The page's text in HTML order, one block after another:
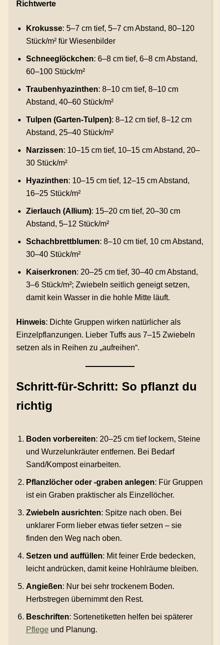
Richtwerte
Krokusse: 5–7 cm tief, 5–7 cm Abstand, 80–120
Stück/m² für Wiesenbilder
Schneeglöckchen: 6–8 cm tief, 6–8 cm Abstand,
60–100 Stück/m²
Traubenhyazinthen: 8–10 cm tief, 8–10 cm
Abstand, 40–60 Stück/m²
Tulpen (Garten-Tulpen): 8–12 cm tief, 8–12 cm
Abstand, 25–40 Stück/m²
Narzissen: 10–15 cm tief, 10–15 cm Abstand, 20–
30 Stück/m²
Hyazinthen: 10–15 cm tief, 12–15 cm Abstand,
16–25 Stück/m²
Zierlauch (Allium): 15–20 cm tief, 20–30 cm
Abstand, 5–12 Stück/m²
Schachbrettblumen: 8–10 cm tief, 10 cm Abstand,
30–40 Stück/m²
Kaiserkronen: 20–25 cm tief, 30–40 cm Abstand,
3–6 Stück/m²; Zwiebeln seitlich geneigt setzen,
damit kein Wasser in die hohle Mitte läuft.
Hinweis: Dichte Gruppen wirken natürlicher als
Einzelpflanzungen. Lieber Tuffs aus 7–15 Zwiebeln
setzen als in Reihen zu „aufreihen“.
Schritt-für-Schritt: So pflanzt du
richtig
Boden vorbereiten: 20–25 cm tief lockern, Steine
und Wurzelunkräuter entfernen. Bei Bedarf
Sand/Kompost einarbeiten.
Pflanzlöcher oder -graben anlegen: Für Gruppen
ist ein Graben praktischer als Einzel­löcher.
Zwiebeln ausrichten: Spitze nach oben. Bei
unklarer Form lieber etwas tiefer setzen – sie
finden den Weg nach oben.
Setzen und auffüllen: Mit feiner Erde bedecken,
leicht andrücken, damit keine Hohlräume bleiben.
Angießen: Nur bei sehr trockenem Boden.
Herbstregen übernimmt den Rest.
Beschriften: Sortenetiketten helfen bei späterer
Pflegeund Planung.